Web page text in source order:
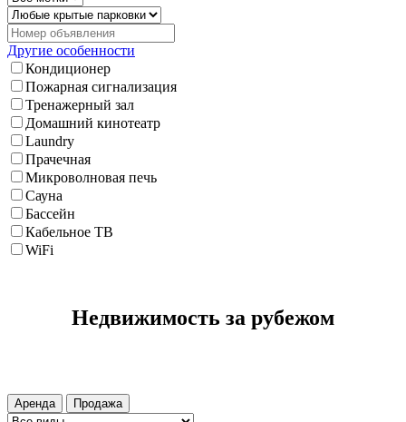
Другие особенности
Кондиционер
Пожарная сигнализация
Тренажерный зал
Домашний кинотеатр
Laundry
Прачечная
Микроволновая печь
Сауна
Бассейн
Кабельное ТВ
WiFi
Недвижимость за рубежом
Аренда Продажа